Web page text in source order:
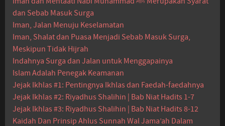
dan Sebab Masuk Surga
Iman, Jalan Menuju Keselamatan
Iman, Shalat dan Puasa Menjadi Sebab Masuk Surga,
Meskipun Tidak Hijrah
Indahnya Surga dan Jalan untuk Menggapainya
Islam Adalah Penegak Keamanan
Jejak Ikhlas #1: Pentingnya Ikhlas dan Faedah-faedahnya
Jejak Ikhlas #2: Riyadhus Shalihin | Bab Niat Hadits 1-7
Jejak Ikhlas #3: Riyadhus Shalihin | Bab Niat Hadits 8-12
Kaidah Dan Prinsip Ahlus Sunnah Wal Jama’ah Dalam